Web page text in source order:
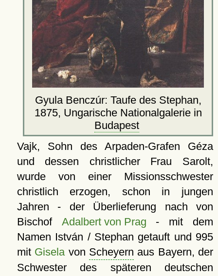
Gyula Benczúr: Taufe des Stephan,
1875, Ungarische Nationalgalerie in
Budapest
Vajk, Sohn des Arpaden-Grafen Géza
und dessen christlicher Frau Sarolt,
wurde von einer Missionsschwester
christlich erzogen, schon in jungen
Jahren - der Überlieferung nach von
Bischof Adalbert von Prag - mit dem
Namen István / Stephan getauft und 995
mit Giselavon Scheyern aus Bayern, der
Schwester des späteren deutschen